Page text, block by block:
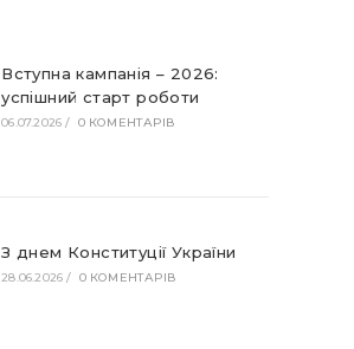
Вступна кампанія – 2026:
успішний старт роботи
06.07.2026 / 0 КОМЕНТАРІВ
З днем Конституції України
28.06.2026 / 0 КОМЕНТАРІВ